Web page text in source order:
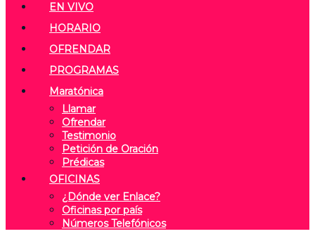
EN VIVO
HORARIO
OFRENDAR
PROGRAMAS
Maratónica
Llamar
Ofrendar
Testimonio
Petición de Oración
Prédicas
OFICINAS
¿Dónde ver Enlace?
Oficinas por país
Números Telefónicos